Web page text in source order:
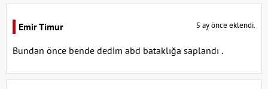
Emir Timur 5 ay önce eklendi.
Bundan önce bende dedim abd bataklığa saplandı .